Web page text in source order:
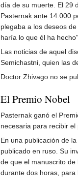
día de su muerte. El 29
Pasternak ante 14.000
plegaba a los deseos
haría lo que él ha
Las noticias de aquel
Semichastni, quien las
Doctor Zhivago no se
El Premio Nobel
Pasternak ganó el
necesaria para recibir
En una publicación de
publicado en ruso. Su
de que el manuscrito
durante dos horas, para